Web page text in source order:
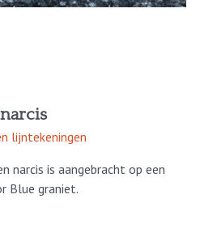
lijntekeningen
narcis is aangebracht op een
Blue graniet.